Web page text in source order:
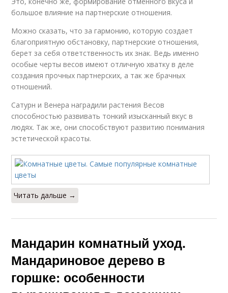
большое влияние на партнерские отношения.
Можно сказать, что за гармонию, которую создает
благоприятную обстановку, партнерские отношения,
берет за себя ответственность их знак. Ведь именно
особые черты весов имеют отличную хватку в деле
создания прочных партнерских, а так же брачных
отношений.
Сатурн и Венера наградили растения Весов
способностью развивать тонкий изысканный вкус в
людях. Так же, они способствуют развитию понимания
эстетической красоты.
Читать дальше →
Мандарин комнатный уход.
Мандариновое дерево в
горшке: особенности